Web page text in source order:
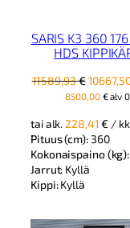
SARIS K3 360
HDS
11589,93€
hinta
11589,93
8500,00 €alv
tai alk. 228,41€ / kk
Pituus (cm): 360
Kokonaispaino (kg):
Jarrut: Kyllä
Kippi:Kyllä